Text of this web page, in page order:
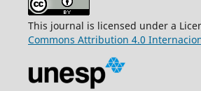
This journal is licensed under a
Commons Attribution 4.0